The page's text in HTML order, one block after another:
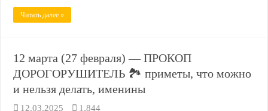
Читать далее »
12 марта (27 февраля) — ПРОКОП
ДОРОГОРУШИТЕЛЬ 🏞️ приметы, что можно
и нельзя делать, именины
12.03.2025 1,844